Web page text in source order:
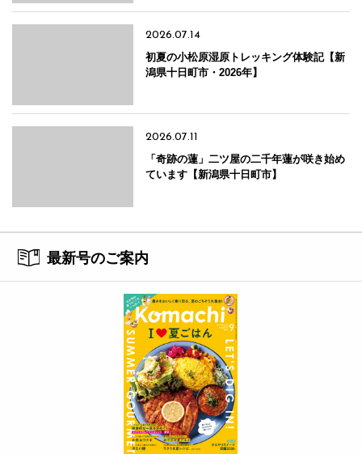
2026.07.14
初夏の小松原湿原トレッキング体験記【新
潟県十日町市・2026年】
2026.07.11
「奇跡の蓮」二ツ屋の二千年蓮が咲き始め
ています【新潟県十日町市】
最新号のご案内